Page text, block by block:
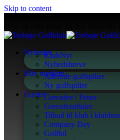
Skip to content
NyhederKlubNyt
Nyhedsbreve
Bliv medlemAllerede golfspiller
Ny golfspiller
GæsterGreenfee / Priser
Greenfeeaftaler
Tilbud til klub i klubben
Company Day
Golfbil